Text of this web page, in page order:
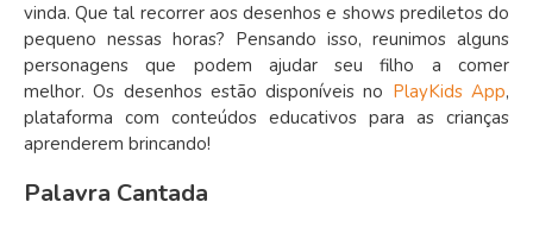
vinda. Que tal recorrer aos desenhos e shows prediletos do
pequeno nessas horas? Pensando isso, reunimos alguns
personagens que podem ajudar seu filho a comer
melhor. Os desenhos estão disponíveis no PlayKids App,
plataforma com conteúdos educativos para as crianças
aprenderem brincando!
Palavra Cantada